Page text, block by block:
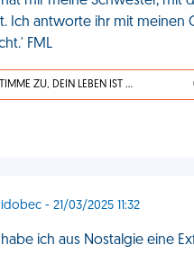
Ich antworte ihr mit meinen
FML
ICH STIMME ZU, DEIN LEBEN IST SCHEISSE
- 21/03/2025 11:32
ich aus Nostalgie eine